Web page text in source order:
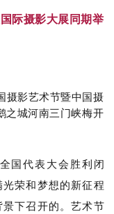
际摄影大展同期举
摄影艺术节暨中国摄
之城河南三门峡梅开
国代表大会胜利闭
荣和梦想的新征程
下召开的。艺术节